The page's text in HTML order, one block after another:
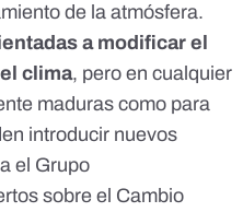
de la atmósfera.
a modificar el
clima, pero en cualquier
madurascomo para
introducir nuevos
el Grupo
sobre el Cambio